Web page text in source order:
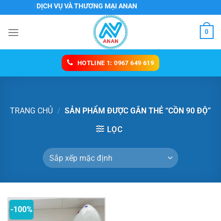
đến
nội
TNHH DỊCH VỤ VÀ THƯƠNG MẠI ANAN
0
HOTLINE 1: 0967 649 619
TRANG CHỦ / SẢN PHẨM ĐƯỢC GẮN THẺ “CỒN 90 ĐỘ”
LỌC
-100%